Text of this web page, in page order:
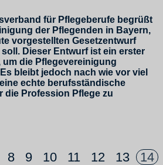
für Pflegeberufe begrüßt
der Pflegenden in Bayern,
vorgestellten Gesetzentwurf
Dieser Entwurf ist ein erster
die Pflegevereinigung
bleibt jedoch nach wie vor viel
echte berufsständische
die Profession Pflege zu
8 9 10 11 12 13 14